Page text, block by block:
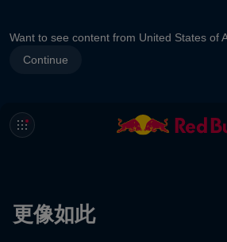
Want to see content from United States of
Continue
更像如此